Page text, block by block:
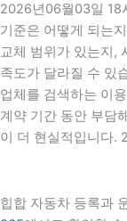
2026년06월03일 18
기준은 어떻게 되는
교체 범위가 있는지,
족도가 달라질 수 있
업체를 검색하는 이
계약 기간 동안 부담
이 더 현실적입니다.
힙합 자동차 등록과